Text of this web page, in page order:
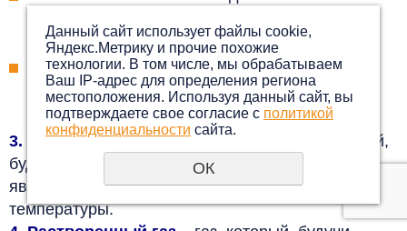
невыше +65 ºС; и
сжиженный газ низкого давления – газ с
критической температурой выше +65 ºС;
3. Охлажденный сжиженный газ
– газ, который,
будучи загружен под давлением для
является частично жидким из-за его низкой
температуры.
Данный сайт использует файлы cookie,
Яндекс.Метрику и прочие похожие
технологии. В том числе, мы обрабатываем
Ваш IP-адрес для определения региона
местоположения. Используя данный сайт, вы
подтверждаете свое согласие с политикой
конфиденциальности сайта.
ОК